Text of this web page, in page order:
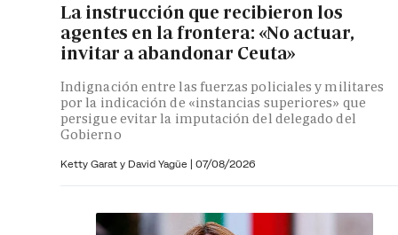
La instrucción que recibieron los
agentes en la frontera: «No actuar,
invitar a abandonar Ceuta»
Indignación entre las fuerzas policiales y militares
por la indicación de «instancias superiores» que
persigue evitar la imputación del delegado del
Gobierno
Ketty Garat y David Yagüe | 07/08/2026